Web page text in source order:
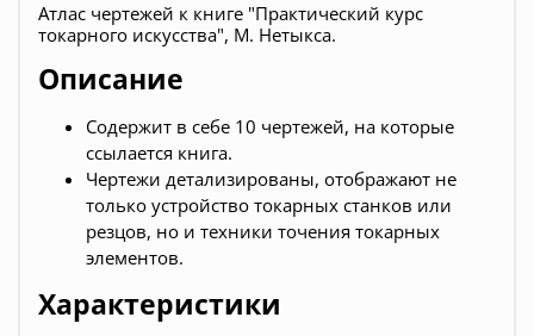
Атлас чертежей к книге "Практический курс
токарного искусства", М. Нетыкса.
Описание
Содержит в себе 10 чертежей, на которые
ссылается книга.
Чертежи детализированы, отображают не
только устройство токарных станков или
резцов, но и техники точения токарных
элементов.
Характеристики